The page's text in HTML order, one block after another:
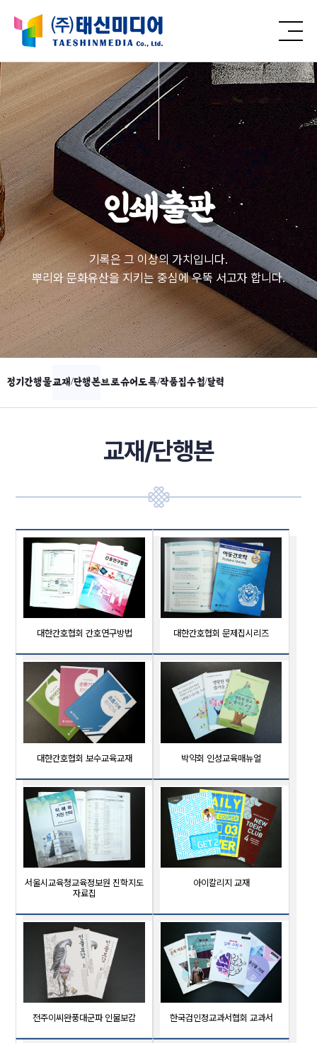
인쇄출판
기록은 그 이상의 가치입니다.
뿌리와 문화유산을 지키는 중심에 우뚝 서고자 합니다.
정기간행물교재/단행본브로슈어도록/작품집수첩/달력
교재/단행본
대한간호협회 간호연구방법 대한간호협회 문제집시리즈
대한간호협회 보수교육교재 박약회 인성교육매뉴얼
서울시교육청교육정보원 진학지도
자료집
아이칼리지 교재
전주이씨완풍대군파 인물보감 한국검인정교과서협회 교과서